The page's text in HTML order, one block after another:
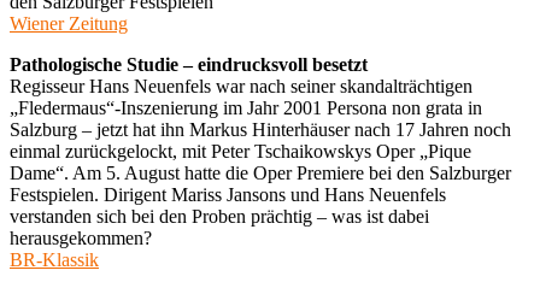
Wiener Zeitung
Pathologische Studie – eindrucksvoll besetzt
Regisseur Hans Neuenfels war nach seiner skandalträchtigen
„Fledermaus“-Inszenierung im Jahr 2001 Persona non grata in
Salzburg – jetzt hat ihn Markus Hinterhäuser nach 17 Jahren noch
einmal zurückgelockt, mit Peter Tschaikowskys Oper „Pique
Dame“. Am 5. August hatte die Oper Premiere bei den Salzburger
Festspielen. Dirigent Mariss Jansons und Hans Neuenfels
verstanden sich bei den Proben prächtig – was ist dabei
herausgekommen?
BR-Klassik